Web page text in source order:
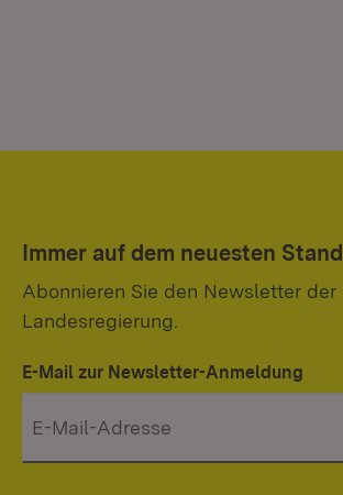
Immer auf dem neuesten Stand
Abonnieren Sie den Newsletter der
Landesregierung.
E-Mail zur Newsletter-Anmeldung